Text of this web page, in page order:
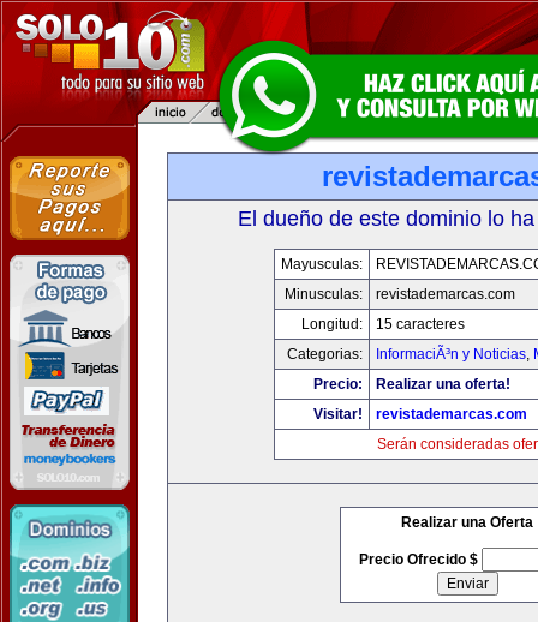
El dueño de este dominio lo
Mayusculas:
Minusculas:
revistademarcas.com
Longitud:
15 caracteres
Categorias:
InformaciÃ³n y Noticias,
Precio:
Realizar una oferta!
Visitar!
revistademarcas.com
Serán consideradas
Realizar una Oferta
Precio Ofrecido $